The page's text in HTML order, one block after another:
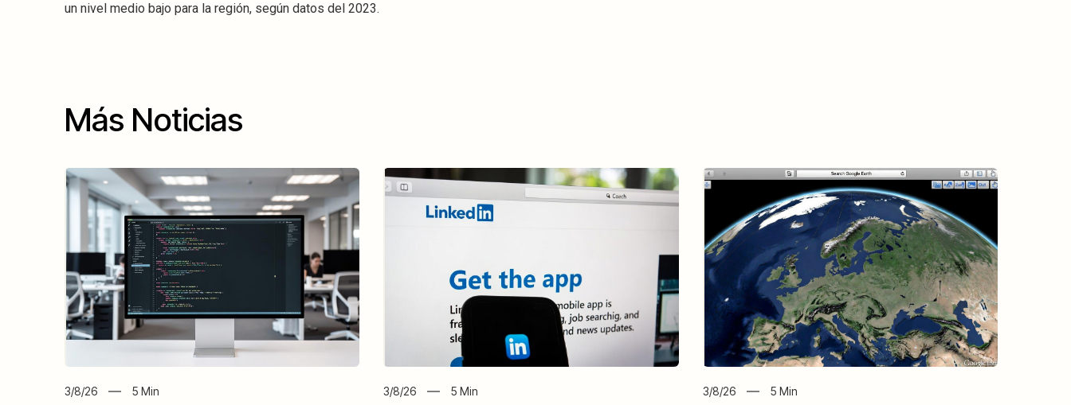
un nivel medio bajo para la región, según datos del 2023.
Más Noticias
3/8/26 5 Min 3/8/26 5 Min 3/8/26 5 Min